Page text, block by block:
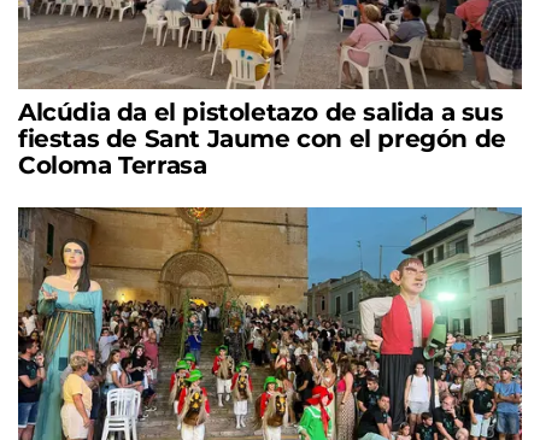
Alcúdia da el pistoletazo de salida a sus
fiestas de Sant Jaume con el pregón de
Coloma Terrasa